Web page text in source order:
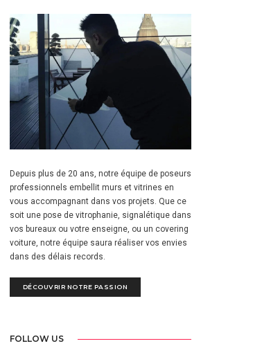
Depuis plus de 20 ans, notre équipe de poseurs
professionnels embellit murs et vitrines en
vous accompagnant dans vos projets. Que ce
soit une pose de vitrophanie, signalétique dans
vos bureaux ou votre enseigne, ou un covering
voiture, notre équipe saura réaliser vos envies
dans des délais records.
DÉCOUVRIR NOTRE PASSION
FOLLOW US